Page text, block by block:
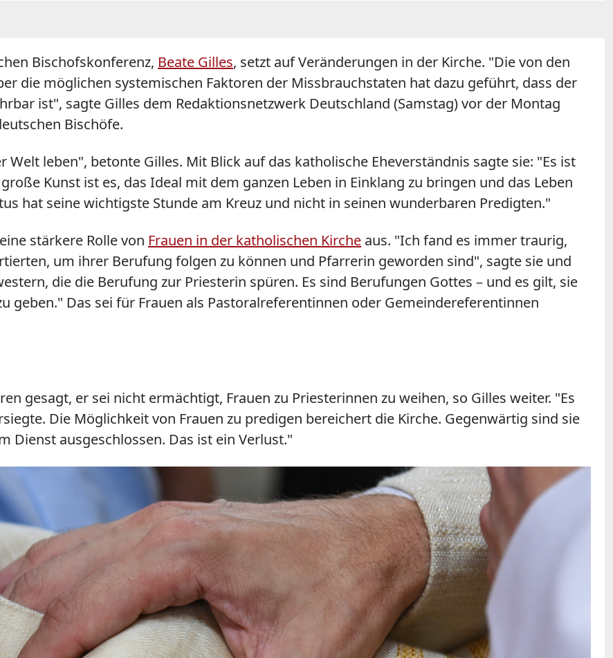
Bischofskonferenz, Beate Gilles, setzt auf Veränderungen in der Kirche. "Die von den
die möglichen systemischen Faktoren der Missbrauchstaten hat dazu geführt, dass der
ist", sagte Gilles dem Redaktionsnetzwerk Deutschland (Samstag) vor der Montag
Bischöfe.
leben", betonte Gilles. Mit Blick auf das katholische Eheverständnis sagte sie: "Es ist
Kunst ist es, das Ideal mit dem ganzen Leben in Einklang zu bringen und das Leben
hat seine wichtigste Stunde am Kreuz und nicht in seinen wunderbaren Predigten."
stärkere Rolle von Frauen in der katholischen Kirche aus. "Ich fand es immer traurig,
um ihrer Berufung folgen zu können und Pfarrerin geworden sind", sagte sie und
die die Berufung zur Priesterin spüren. Es sind Berufungen Gottes – und es gilt, sie
geben." Das sei für Frauen als Pastoralreferentinnen oder Gemeindereferentinnen
gesagt, er sei nicht ermächtigt, Frauen zu Priesterinnen zu weihen, so Gilles weiter. "Es
Die Möglichkeit von Frauen zu predigen bereichert die Kirche. Gegenwärtig sind sie
Dienst ausgeschlossen. Das ist ein Verlust."